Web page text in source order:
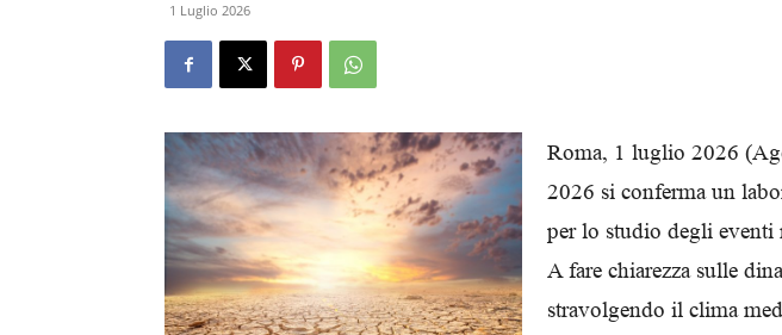
1 Luglio 2026
Roma, 1 luglio 2026
2026 si conferma un
per lo studio degli eventi
A fare chiarezza sulle
stravolgendo il clima